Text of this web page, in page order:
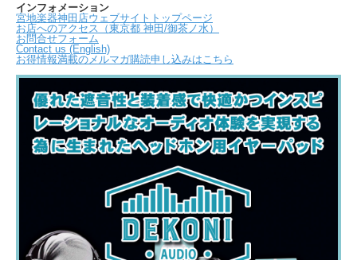
インフォメーション
宮地楽器神田店ウェブサイトトップページ
お店へのアクセス（東京都 神田/御茶ノ水）
お問合せフォーム
Contact us (English)
お得情報満載のメルマガ購読申し込みはこちら